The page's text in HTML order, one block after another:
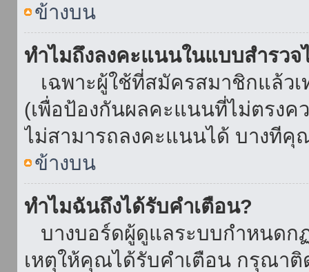
ข้างบน
ทำไมถึงลงคะแนนในแบบสำรวจ
เฉพาะผู้ใช้ที่สมัครสมาชิกแล้ว
(เพื่อป้องกันผลคะแนนที่ไม่ตรง
ไม่สามารถลงคะแนนได้ บางที
ข้างบน
ทำไมฉันถึงได้รับคำเตือน?
บางบอร์ดผู้ดูแลระบบกำหนดก
เหตุให้คุณได้รับคำเตือน กรุณา